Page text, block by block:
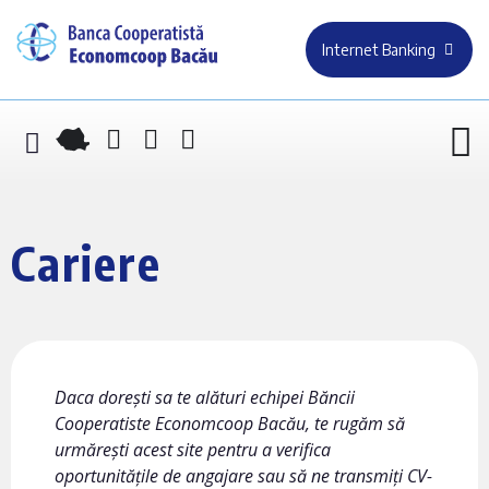
Internet Banking
Cariere
Daca dorești sa te alături echipei Băncii
Cooperatiste Economcoop Bacău, te rugăm să
urmărești acest site pentru a verifica
oportunitățile de angajare sau să ne transmiți CV-